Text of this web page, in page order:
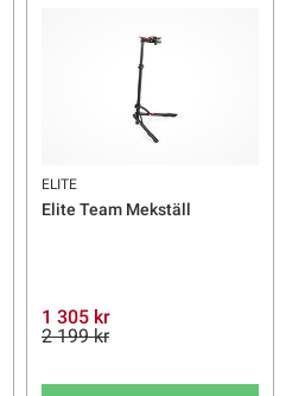
ELITE
Elite Team Mekställ
1 305 kr
2 199 kr